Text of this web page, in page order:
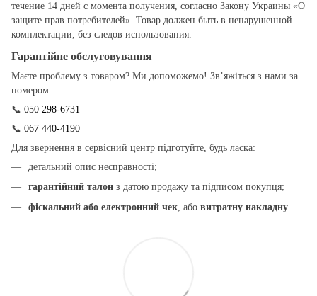
течение 14 дней с момента получения, согласно Закону Украины «О
защите прав потребителей». Товар должен быть в ненарушенной
комплектации, без следов использования.
Гарантійне обслуговування
Маєте проблему з товаром? Ми допоможемо! Зв’яжіться з нами за
номером:
📞 050 298-6731
📞 067 440-4190
Для звернення в сервісний центр підготуйте, будь ласка:
детальний опис несправності;
гарантійний талон з датою продажу та підписом покупця;
фіскальний або електронний чек , або витратну накладну